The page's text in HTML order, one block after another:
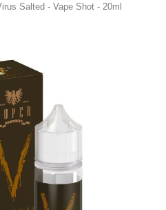
Salted - Vape Shot - 20ml